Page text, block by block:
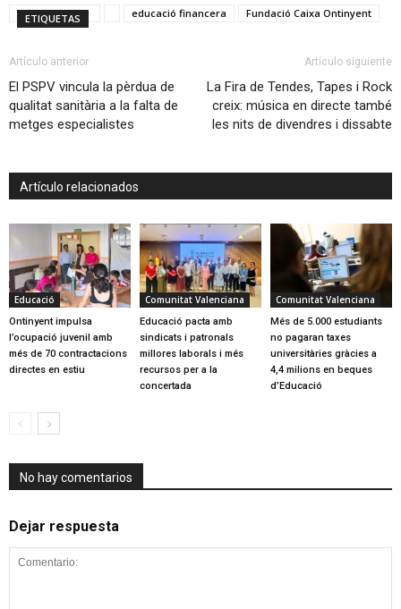
ETIQUETAS educació financera Fundació Caixa Ontinyent
Artículo anterior
El PSPV vincula la pèrdua de
qualitat sanitària a la falta de
metges especialistes
Artículo siguiente
La Fira de Tendes, Tapes i Rock
creix: música en directe també
les nits de divendres i dissabte
Artículo relacionados
Educació
Ontinyent impulsa
l’ocupació juvenil amb
més de 70 contractacions
directes en estiu
Comunitat Valenciana
Educació pacta amb
sindicats i patronals
millores laborals i més
recursos per a la
concertada
Comunitat Valenciana
Més de 5.000 estudiants
no pagaran taxes
universitàries gràcies a
4,4 milions en beques
d’Educació
No hay comentarios
Dejar respuesta